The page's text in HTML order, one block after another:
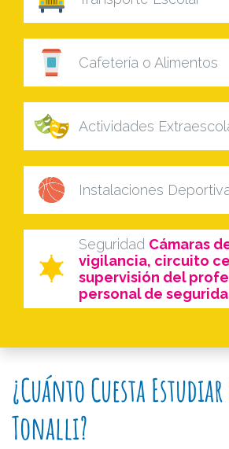
Cafetería o Alimentos
Actividades
Instalaciones
Seguridad Cámaras
vigilancia, circuito
supervisión del
personal de
¿Cuánto Cuesta
Tonalli?